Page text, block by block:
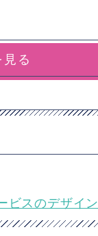
る
ビスのデザイン